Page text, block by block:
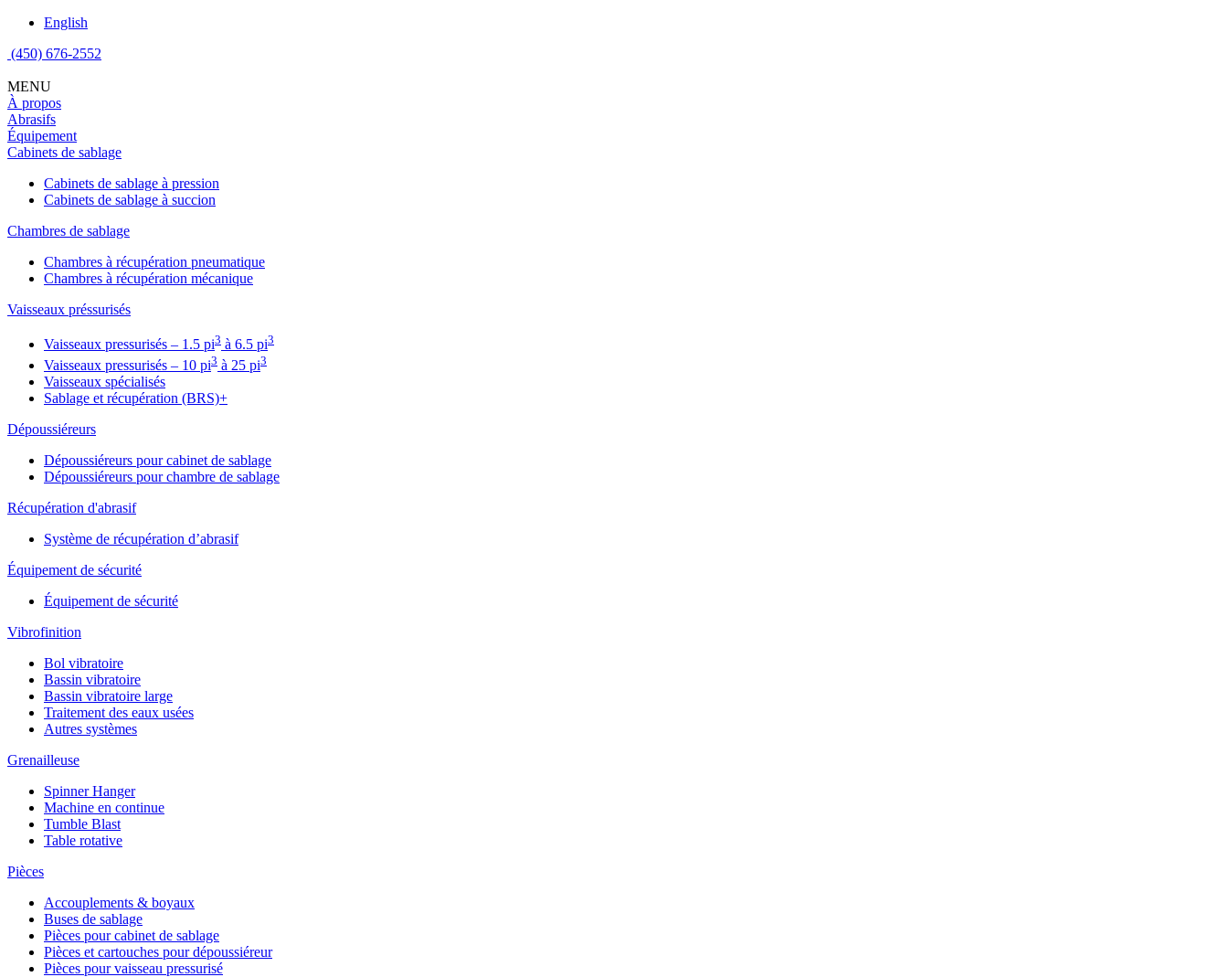
English
(450) 676-2552
MENU
À propos
Abrasifs
Équipement
Cabinets de sablage
Cabinets de sablage à pression
Cabinets de sablage à succion
Chambres de sablage
Chambres à récupération pneumatique
Chambres à récupération mécanique
Vaisseaux préssurisés
Vaisseaux pressurisés – 1.5 pi3 à 6.5 pi3
Vaisseaux pressurisés – 10 pi3 à 25 pi3
Vaisseaux spécialisés
Sablage et récupération (BRS)+
Dépoussiéreurs
Dépoussiéreurs pour cabinet de sablage
Dépoussiéreurs pour chambre de sablage
Récupération d'abrasif
Système de récupération d’abrasif
Équipement de sécurité
Équipement de sécurité
Vibrofinition
Bol vibratoire
Bassin vibratoire
Bassin vibratoire large
Traitement des eaux usées
Autres systèmes
Grenailleuse
Spinner Hanger
Machine en continue
Tumble Blast
Table rotative
Pièces
Accouplements & boyaux
Buses de sablage
Pièces pour cabinet de sablage
Pièces et cartouches pour dépoussiéreur
Pièces pour vaisseau pressurisé